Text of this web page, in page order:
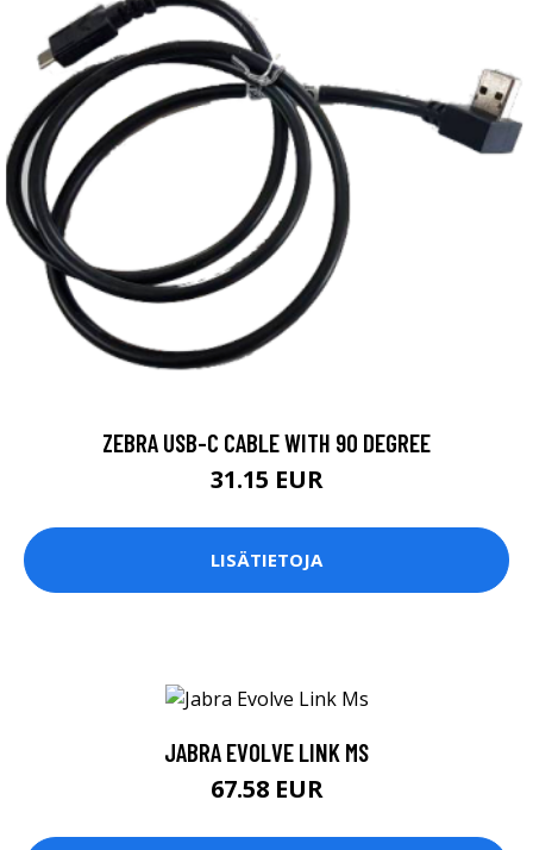
ZEBRA USB-C CABLE WITH 90 DEGREE
31.15 EUR
LISÄTIETOJA
JABRA EVOLVE LINK MS
67.58 EUR